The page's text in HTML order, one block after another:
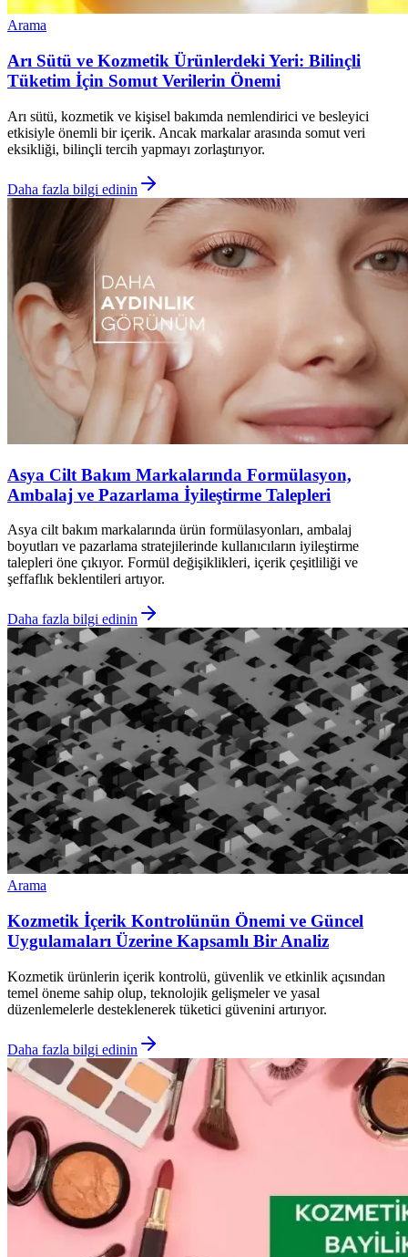
Arama
Arı Sütü ve Kozmetik Ürünlerdeki Yeri: Bilinçli
Tüketim İçin Somut Verilerin Önemi
Arı sütü, kozmetik ve kişisel bakımda nemlendirici ve besleyici
etkisiyle önemli bir içerik. Ancak markalar arasında somut veri
eksikliği, bilinçli tercih yapmayı zorlaştırıyor.
Daha fazla bilgi edinin
Asya Cilt Bakım Markalarında Formülasyon,
Ambalaj ve Pazarlama İyileştirme Talepleri
Asya cilt bakım markalarında ürün formülasyonları, ambalaj
boyutları ve pazarlama stratejilerinde kullanıcıların iyileştirme
talepleri öne çıkıyor. Formül değişiklikleri, içerik çeşitliliği ve
şeffaflık beklentileri artıyor.
Daha fazla bilgi edinin
Arama
Kozmetik İçerik Kontrolünün Önemi ve Güncel
Uygulamaları Üzerine Kapsamlı Bir Analiz
Kozmetik ürünlerin içerik kontrolü, güvenlik ve etkinlik açısından
temel öneme sahip olup, teknolojik gelişmeler ve yasal
düzenlemelerle desteklenerek tüketici güvenini artırıyor.
Daha fazla bilgi edinin